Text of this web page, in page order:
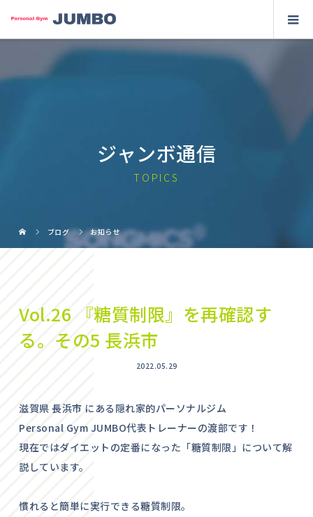
ジャンボ通信
TOPICS
ブログ お知らせ
Vol.26 『糖質制限』を再確認す
る。その5 長浜市
2022.05.29
滋賀県 長浜市 にある隠れ家的パーソナルジム
Personal Gym JUMBO代表トレーナーの渡部です！
現在ではダイエットの定番になった「糖質制限」について解
説しています。
慣れると簡単に実行できる糖質制限。